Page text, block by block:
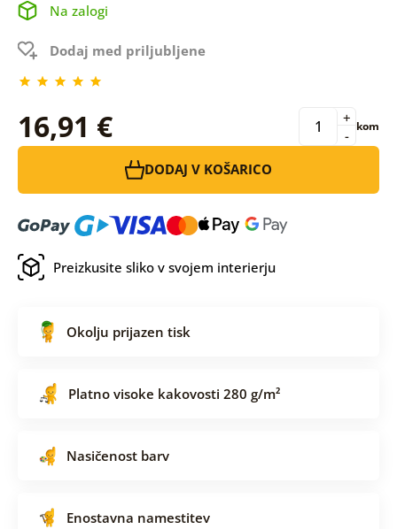
Na zalogi
Dodaj med priljubljene
16,91 € -
+ kom
DODAJ V KOŠARICO
Preizkusite sliko v svojem interierju
Okolju prijazen tisk
Platno visoke kakovosti 280 g/m²
Nasičenost barv
Enostavna namestitev